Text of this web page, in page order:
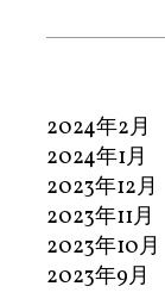
2024年2月
2024年1月
2023年12月
2023年11月
2023年10月
2023年9月